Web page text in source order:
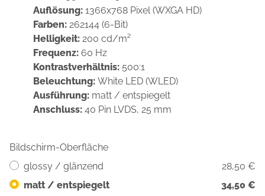
Auflösung: 1366x768 Pixel (WXGA HD)
Farben: 262144 (6-Bit)
Helligkeit: 200 cd/m²
Frequenz: 60 Hz
Kontrastverhältnis: 500:1
Beleuchtung: White LED (WLED)
Ausführung: matt / entspiegelt
Anschluss: 40 Pin LVDS, 25 mm
Bildschirm-Oberfläche
glossy / glänzend
28,50 €
matt / entspiegelt
34,50 €